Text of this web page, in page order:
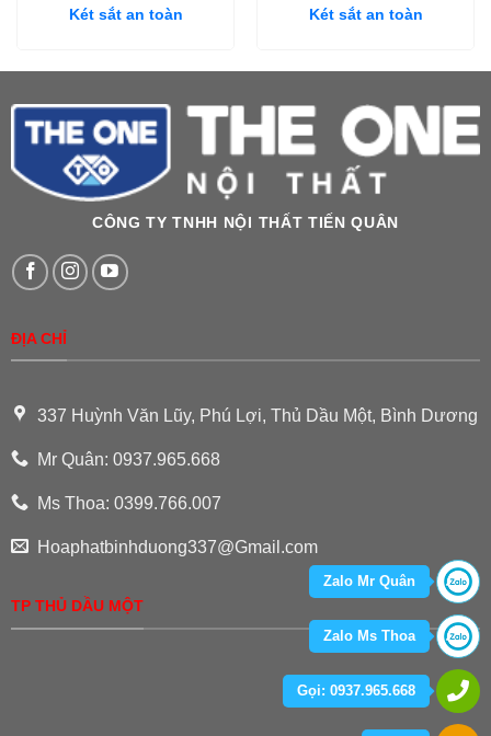
Két sắt an toàn Két sắt an toàn
CÔNG TY TNHH NỘI THẤT TIẾN QUÂN
ĐỊA CHỈ
337 Huỳnh Văn Lũy, Phú Lợi, Thủ Dầu Một, Bình Dương
Mr Quân: 0937.965.668
Ms Thoa: 0399.766.007
Hoaphatbinhduong337@Gmail.com
TP THỦ DẦU MỘT
Zalo Mr Quân
Zalo Ms Thoa
Gọi: 0937.965.668